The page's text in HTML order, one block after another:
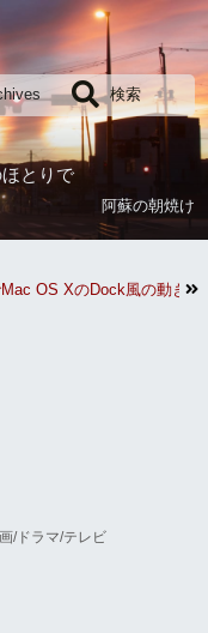
検索
とりで
阿蘇の朝焼け
OS XのDock風の動き
/ドラマ/テレビ